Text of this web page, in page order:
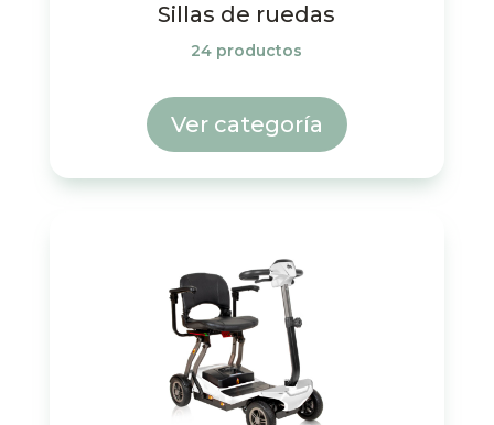
Sillas de ruedas
24 productos
Ver categoría